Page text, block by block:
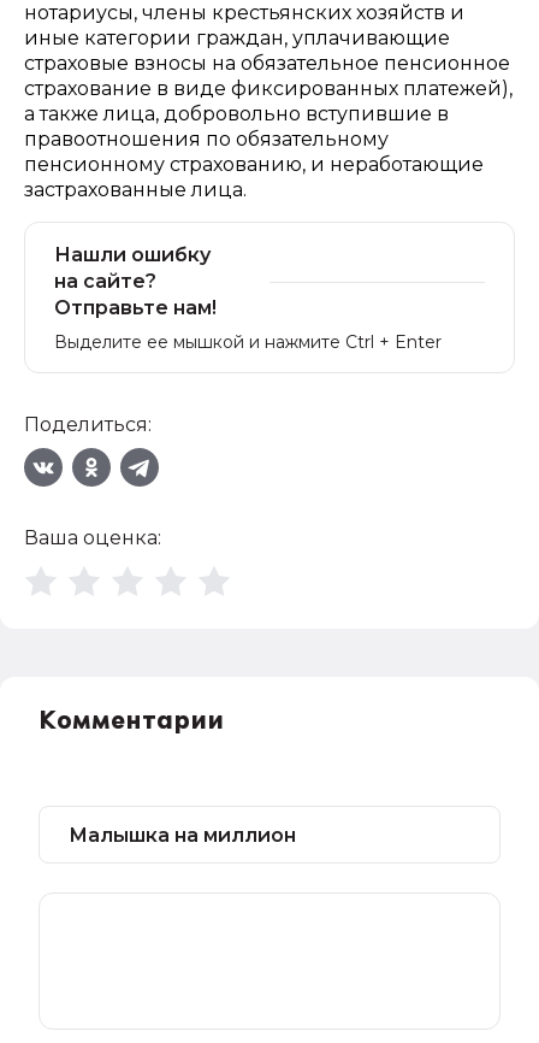
нотариусы, члены крестьянских хозяйств и
иные категории граждан, уплачивающие
страховые взносы на обязательное пенсионное
страхование в виде фиксированных платежей),
а также лица, добровольно вступившие в
правоотношения по обязательному
пенсионному страхованию, и неработающие
застрахованные лица.
Нашли ошибку
на сайте?
Отправьте нам!
Выделите ее мышкой и нажмите Ctrl + Enter
Поделиться:
Ваша оценка:
Комментарии